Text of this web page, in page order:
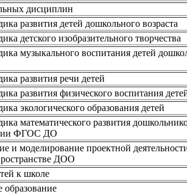
дисциплин
развития детей дошкольного возраста
детского изобразительного творчества
музыкального воспитания детей
развития речи детей
развития физического воспитания
экологического образования детей
математического развития
ФГОС ДО
и моделирование проектной
ДОО
к школе